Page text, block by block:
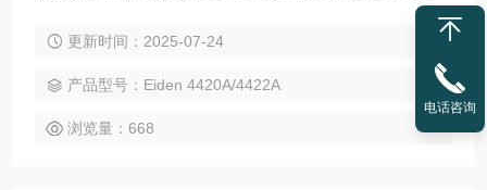
室内也可以重现与现场一样的接收环境，可以确认接收机的工
作性能。更新时间：2025-07-24
产品型号：Eiden 4420A/4422A
浏览量：668
电话咨询